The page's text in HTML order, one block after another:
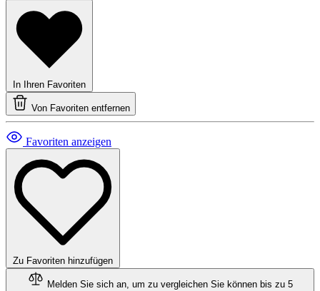
In Ihren Favoriten
Von Favoriten entfernen
Favoriten anzeigen
Zu Favoriten hinzufügen
Melden Sie sich an, um zu vergleichen Sie können bis zu 5